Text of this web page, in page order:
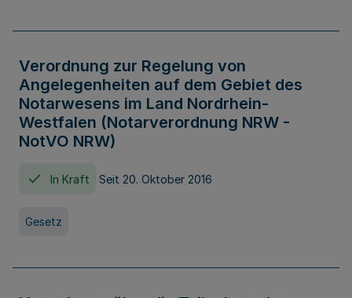
Verordnung zur Regelung von
Angelegenheiten auf dem Gebiet des
Notarwesens im Land Nordrhein-
Westfalen (Notarverordnung NRW -
NotVO NRW)
In Kraft Seit 20. Oktober 2016
Gesetz